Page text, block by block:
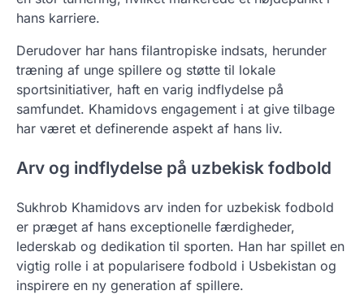
hans karriere.
Derudover har hans filantropiske indsats, herunder
træning af unge spillere og støtte til lokale
sportsinitiativer, haft en varig indflydelse på
samfundet. Khamidovs engagement i at give tilbage
har været et definerende aspekt af hans liv.
Arv og indflydelse på uzbekisk fodbold
Sukhrob Khamidovs arv inden for uzbekisk fodbold
er præget af hans exceptionelle færdigheder,
lederskab og dedikation til sporten. Han har spillet en
vigtig rolle i at popularisere fodbold i Usbekistan og
inspirere en ny generation af spillere.